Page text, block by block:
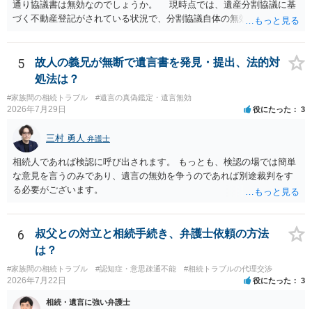
通り協議書は無効なのでしょうか。 現時点では、遺産分割協議に基
づく不動産登記がされている状況で、分割協議自体の無効を裁判所が
方の訴訟の主張及び立証次第ですが、 ・御祖母様の認知能力に関する
医師の意見書、筆跡鑑定 が提出されればその効力が否定される可能性
はありますが、 ・伯母様自身が分割協議に加わっていること ・御祖母
様の意に反する遺産分割協議を行う実益が誰にあったかの立証が困難
であること からすると、実際に遺産分割協議の効力が否定される可能
性はそれほど高くない（立証のハードルは非常に高い）ということが
言えると思います。
5
故人の義兄が無断で遺言書を発見・提出、法的対
処法は？
#家族間の相続トラブル #遺言の真偽鑑定・遺言無効
2026年7月29日 役にたった 3
三村 勇人 弁護士
相続人であれば検認に呼び出されます。 もっとも、検認の場では簡単
な意見を言うのみであり、遺言の無効を争うのであれば別途裁判をす
る必要がございます。
6
叔父との対立と相続手続き、弁護士依頼の方法
は？
#家族間の相続トラブル #認知症・意思疎通不能 #相続トラブルの代理交渉
2026年7月22日 役にたった 3
相続・遺言に強い弁護士